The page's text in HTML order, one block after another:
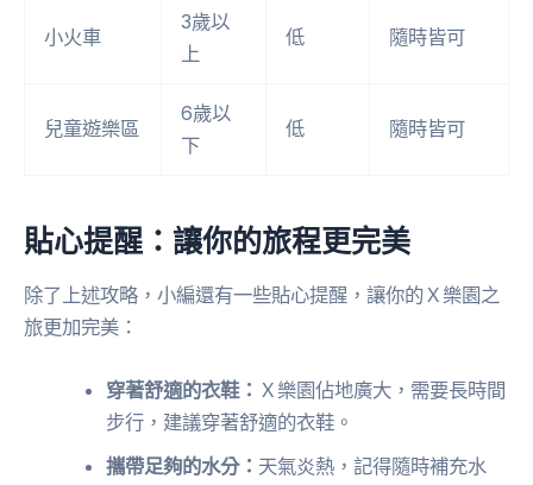
小火車
3歲以
上
低 隨時皆可
兒童遊樂區
6歲以
下
低 隨時皆可
貼心提醒：讓你的旅程更完美
除了上述攻略，小編還有一些貼心提醒，讓你的Ｘ樂園之
旅更加完美：
穿著舒適的衣鞋： Ｘ樂園佔地廣大，需要長時間
步行，建議穿著舒適的衣鞋。
攜帶足夠的水分： 天氣炎熱，記得隨時補充水